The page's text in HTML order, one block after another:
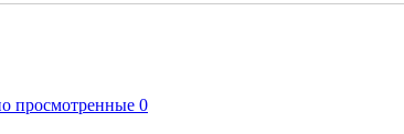
просмотренные 0